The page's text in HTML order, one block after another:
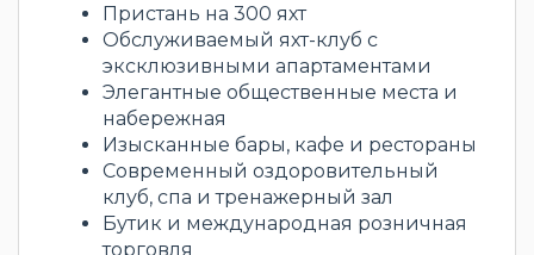
Пристань на 300 яхт
Обслуживаемый яхт-клуб с
эксклюзивными апартаментами
Элегантные общественные места и
набережная
Изысканные бары, кафе и рестораны
Современный оздоровительный
клуб, спа и тренажерный зал
Бутик и международная розничная
торговля